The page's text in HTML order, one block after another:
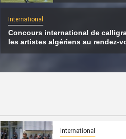
Hamas transférerait
du Qatar
8 août 2026 Qatarien
International
Concours international de
les artistes algériens au rendez-
International